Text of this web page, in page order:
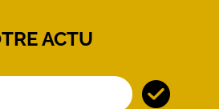
ACTU